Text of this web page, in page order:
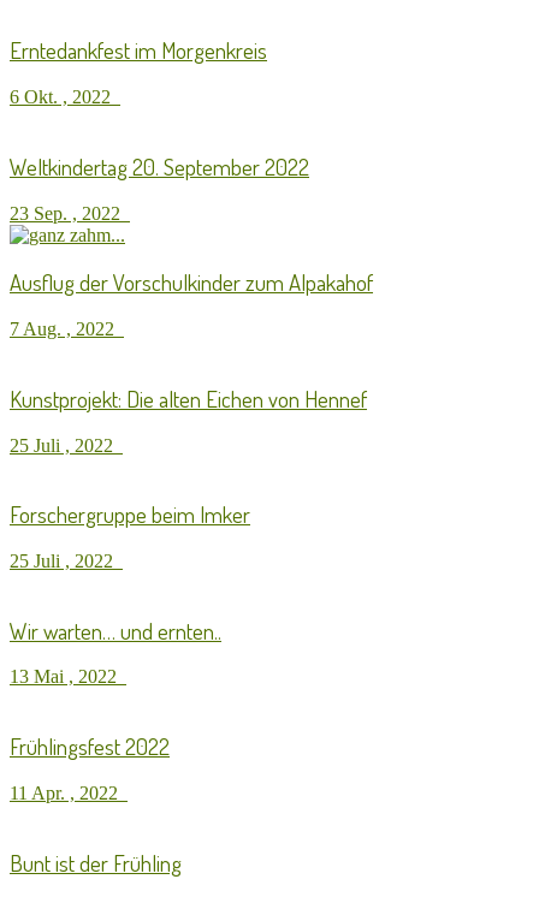
Erntedankfest im Morgenkreis
6 Okt. , 2022
Weltkindertag 20. September 2022
23 Sep. , 2022
Ausflug der Vorschulkinder zum Alpakahof
7 Aug. , 2022
Kunstprojekt: Die alten Eichen von Hennef
25 Juli , 2022
Forschergruppe beim Imker
25 Juli , 2022
Wir warten… und ernten..
13 Mai , 2022
Frühlingsfest 2022
11 Apr. , 2022
Bunt ist der Frühling